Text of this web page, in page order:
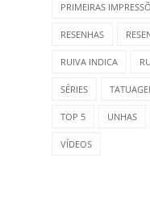
PRIMEIRAS
RESENHAS
RUIVA INDICA
SÉRIES
TOP 5 UNHAS
VÍDEOS